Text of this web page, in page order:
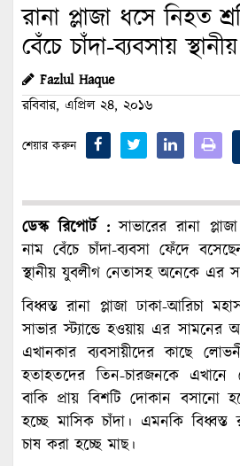
রানা প্লাজা ধসে নিহত
বেঁচে চাঁদা-ব্যবসায়
Fazlul Haque
রবিবার, এপ্রিল ২৪, ২০১৬
শেয়ার করুন
ডেস্ক রিপোর্ট :সাভারের রানা
নাম বেঁচে চাঁদা-ব্যবসা ফেঁদে
স্থানীয় যুবলীগ নেতাসহ অনেকে এর
বিধ্বস্ত রানা প্লাজা ঢাকা-আরিচা
সাভার স্ট্যান্ডে হওয়ায় এর সামনের
এখানকার ব্যবসায়ীদের কাছে
হতাহতদের তিন-চারজনকে এখানে
বাকি প্রায় বিশটি দোকান বসানো
হচ্ছে মাসিক চাঁদা। এমনকি বিধ্বস্ত
চাষ করা হচ্ছে মাছ।